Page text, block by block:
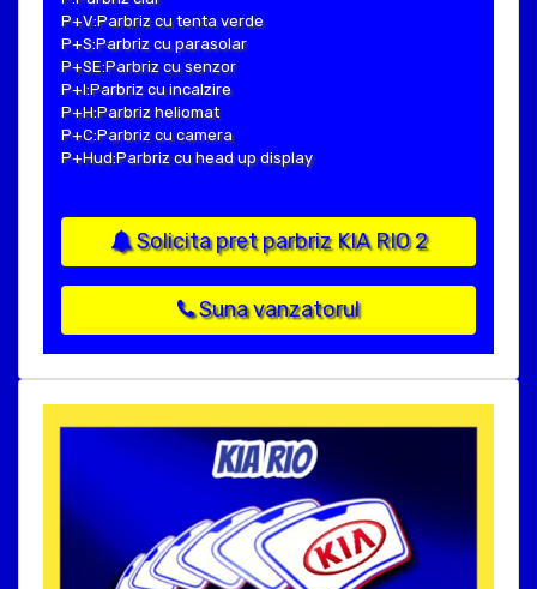
P+V:Parbriz cu tenta verde
P+S:Parbriz cu parasolar
P+SE:Parbriz cu senzor
P+I:Parbriz cu incalzire
P+H:Parbriz heliomat
P+C:Parbriz cu camera
P+Hud:Parbriz cu head up display
Solicita pret parbriz KIA RIO 2
Suna vanzatorul